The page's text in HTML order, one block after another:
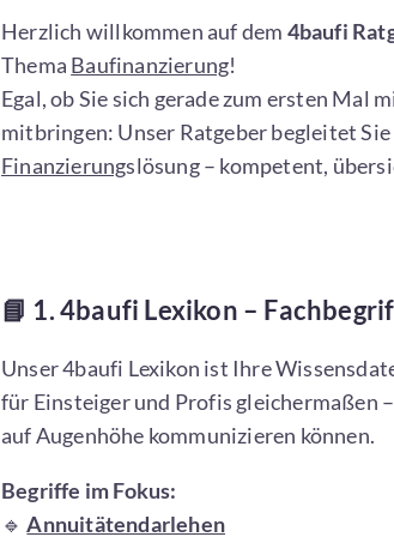
Herzlich willkommen auf dem 4baufi
Thema Baufinanzierung!
Egal, ob Sie sich gerade zum ersten Mal
mitbringen: Unser Ratgeber begleitet
Finanzierungslösung – kompetent,
📘 1. 4baufi Lexikon –
Unser 4baufi Lexikon ist Ihre
für Einsteiger und Profis gleichermaßen
auf Augenhöhe kommunizieren können.
Begriffe im Fokus:
🔹Annuitätendarlehen